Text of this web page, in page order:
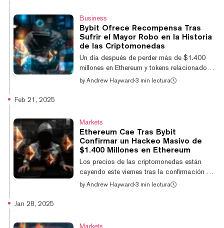
activo cripto más grande por capitalización
de mercado no estaría incluido en dicha
reserva. Trump, aparentemente respondiendo
a la confusión, publicó un segundo mensaje
en Truth Social para aclarar: "Y, obviament...
Business
Bybit Ofrece Recompensa Tras
Sufrir el Mayor Robo en la Historia
de las Criptomonedas
Un día después de perder más de $1.400
millones en Ethereum y tokens relacionados
en un sofisticado hackeo, el exchange de
que ayude a la empresa a recuperar sus
activos. “Dentro de las 24 horas del evento,
nos vimos abrumados por el apoyo de
algunas de las mejores personas y
organizaciones de la industria, y no lo
damos por sentado. “H...
by Andrew Hayward ·3 min lectura
Feb 21, 2025
Markets
Ethereum Cae Tras Bybit
Confirmar un Hackeo Masivo de
$1.400 Millones en Ethereum
Los precios de las criptomonedas están
cayendo este viernes tras la confirmación de
que el importante exchange centralizado
by Andrew Hayward ·3 min lectura
Jan 28, 2025
Markets